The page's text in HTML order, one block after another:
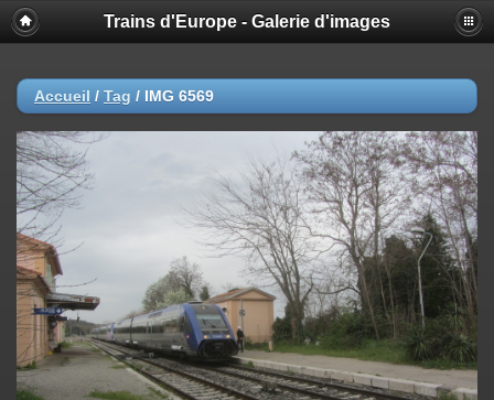
Trains d'Europe - Galerie d'images
Accueil / Tag / IMG 6569